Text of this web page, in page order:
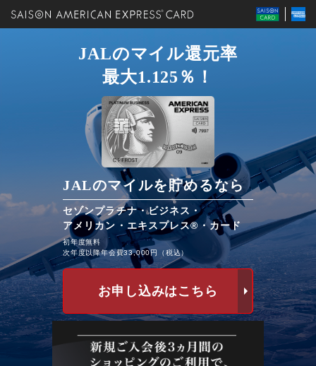
JALのマイル還元率
最大1.125％！
JALのマイルを貯めるなら
セゾンプラチナ・ビジネス・
アメリカン・エキスプレス®・カード
初年度無料
次年度以降年会費33,000円（税込）
お申し込みはこちら